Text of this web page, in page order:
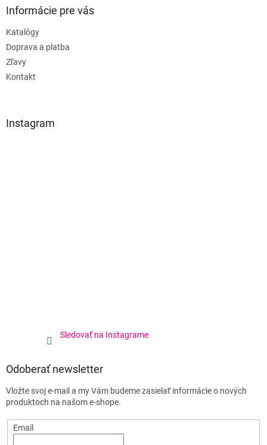
Informácie pre vás
Katalógy
Doprava a platba
Zľavy
Kontakt
Instagram
Sledovať na Instagrame
Odoberať newsletter
Vložte svoj e-mail a my Vám budeme zasielať informácie o nových
produktoch na našom e-shope.
Email